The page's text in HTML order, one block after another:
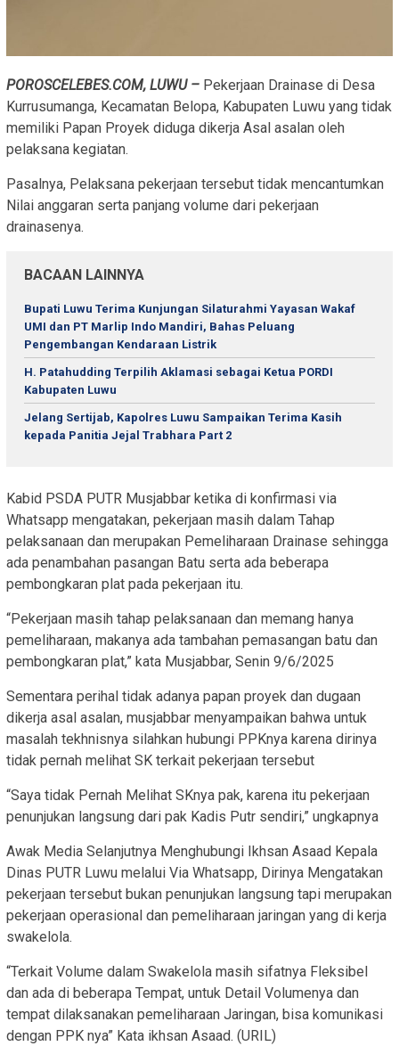
POROSCELEBES.COM, LUWU – Pekerjaan Drainase di Desa
Kurrusumanga, Kecamatan Belopa, Kabupaten Luwu yang tidak
memiliki Papan Proyek diduga dikerja Asal asalan oleh
pelaksana kegiatan.
Pasalnya, Pelaksana pekerjaan tersebut tidak mencantumkan
Nilai anggaran serta panjang volume dari pekerjaan
drainasenya.
BACAAN LAINNYA
Bupati Luwu Terima Kunjungan Silaturahmi Yayasan Wakaf
UMI dan PT Marlip Indo Mandiri, Bahas Peluang
Pengembangan Kendaraan Listrik
H. Patahudding Terpilih Aklamasi sebagai Ketua PORDI
Kabupaten Luwu
Jelang Sertijab, Kapolres Luwu Sampaikan Terima Kasih
kepada Panitia Jejal Trabhara Part 2
Kabid PSDA PUTR Musjabbar ketika di konfirmasi via
Whatsapp mengatakan, pekerjaan masih dalam Tahap
pelaksanaan dan merupakan Pemeliharaan Drainase sehingga
ada penambahan pasangan Batu serta ada beberapa
pembongkaran plat pada pekerjaan itu.
“Pekerjaan masih tahap pelaksanaan dan memang hanya
pemeliharaan, makanya ada tambahan pemasangan batu dan
pembongkaran plat,” kata Musjabbar, Senin 9/6/2025
Sementara perihal tidak adanya papan proyek dan dugaan
dikerja asal asalan, musjabbar menyampaikan bahwa untuk
masalah tekhnisnya silahkan hubungi PPKnya karena dirinya
tidak pernah melihat SK terkait pekerjaan tersebut
“Saya tidak Pernah Melihat SKnya pak, karena itu pekerjaan
penunjukan langsung dari pak Kadis Putr sendiri,” ungkapnya
Awak Media Selanjutnya Menghubungi Ikhsan Asaad Kepala
Dinas PUTR Luwu melalui Via Whatsapp, Dirinya Mengatakan
pekerjaan tersebut bukan penunjukan langsung tapi merupakan
pekerjaan operasional dan pemeliharaan jaringan yang di kerja
swakelola.
“Terkait Volume dalam Swakelola masih sifatnya Fleksibel
dan ada di beberapa Tempat, untuk Detail Volumenya dan
tempat dilaksanakan pemeliharaan Jaringan, bisa komunikasi
dengan PPK nya” Kata ikhsan Asaad. (URIL)